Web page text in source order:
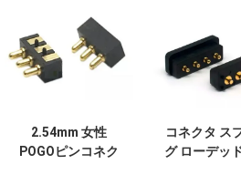
2.54mm 女性
POGOピンコネク
コネクタ ス
グ ローデッ